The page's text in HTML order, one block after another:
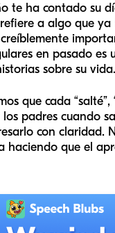
te ha contado su
a algo que
en pasado
sobre su vida.
que cada
padres cuando
con claridad.
haciendo que el